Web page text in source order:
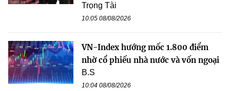
Trọng Tài
10:05 08/08/2026
VN-Index hướng mốc 1.800 điểm
nhờ cổ phiếu nhà nước và vốn ngoại
B.S
10:04 08/08/2026